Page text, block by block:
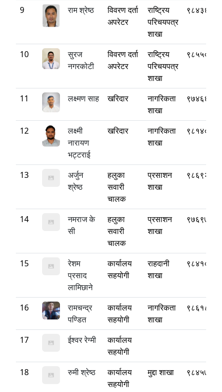
9 राम श्रेष्ठ
विवरण दर्ता
अपरेटर
राष्ट्रिय
परिचयपत्र
शाखा
10
सुरज
नगरकोटी
विवरण दर्ता
अपरेटर
राष्ट्रिय
परिचयपत्र
शाखा
11 लक्ष्मण साह खरिदार
नागरिकता
शाखा
12
लक्ष्मी
नारायण
भट्टराई
खरिदार
नागरिकता
शाखा
13
अर्जुन
श्रेष्ठ
हलुका
सवारी
चालक
प्रसाशन
शाखा
14
नमराज के
सी
हलुका
सवारी
चालक
प्रसाशन
शाखा
15
रेशम
प्रसाद
लामिछाने
कार्यालय
सहयोगी
राहदानी
शाखा
16
रामचन्द्र
पण्डित
कार्यालय
सहयोगी
नागरिकता
शाखा
17 ईश्वर रेग्मी
कार्यालय
सहयोगी
18
रुमी श्रेष्ठ
कार्यालय
सहयोगी
मुद्दा शाखा